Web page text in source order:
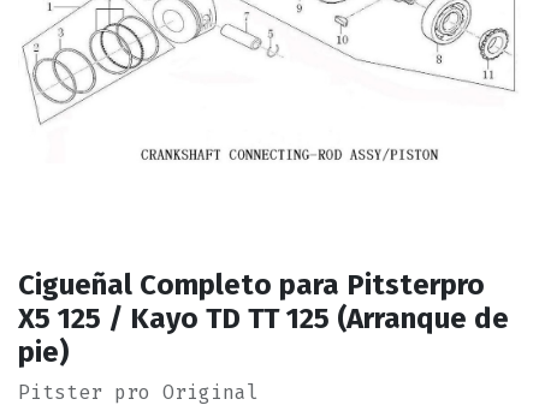
Cigueñal Completo para Pitsterpro
X5 125 / Kayo TD TT 125 (Arranque de
pie)
Pitster pro Original